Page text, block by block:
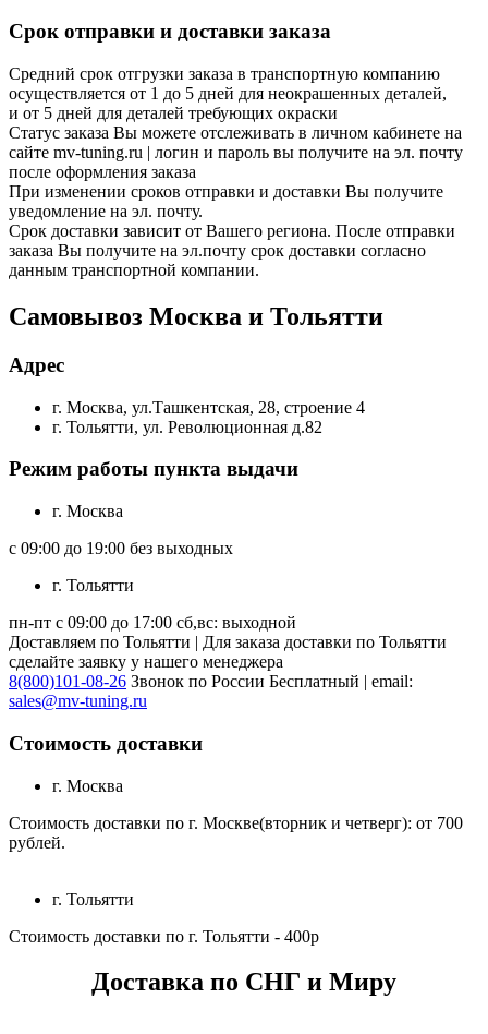
Срок отправки и доставки заказа
Средний срок отгрузки заказа в транспортную компанию
осуществляется от 1 до 5 дней для неокрашенных деталей,
и от 5 дней для деталей требующих окраски
Статус заказа Вы можете отслеживать в личном кабинете на
сайте mv-tuning.ru | логин и пароль вы получите на эл. почту
после оформления заказа
При изменении сроков отправки и доставки Вы получите
уведомление на эл. почту.
Срок доставки зависит от Вашего региона. После отправки
заказа Вы получите на эл.почту срок доставки согласно
данным транспортной компании.
Самовывоз Москва и Тольятти
Адрес
г. Москва, ул.Ташкентская, 28, строение 4
г. Тольятти, ул. Революционная д.82
Режим работы пункта выдачи
г. Москва
с 09:00 до 19:00 без выходных
г. Тольятти
пн-пт с 09:00 до 17:00 сб,вс: выходной
Доставляем по Тольятти | Для заказа доставки по Тольятти
сделайте заявку у нашего менеджера
8(800)101-08-26 Звонок по России Бесплатный | email:
sales@mv-tuning.ru
Стоимость доставки
г. Москва
Стоимость доставки по г. Москве(вторник и четверг): от 700
рублей.
г. Тольятти
Стоимость доставки по г. Тольятти - 400р
Доставка по СНГ и Миру